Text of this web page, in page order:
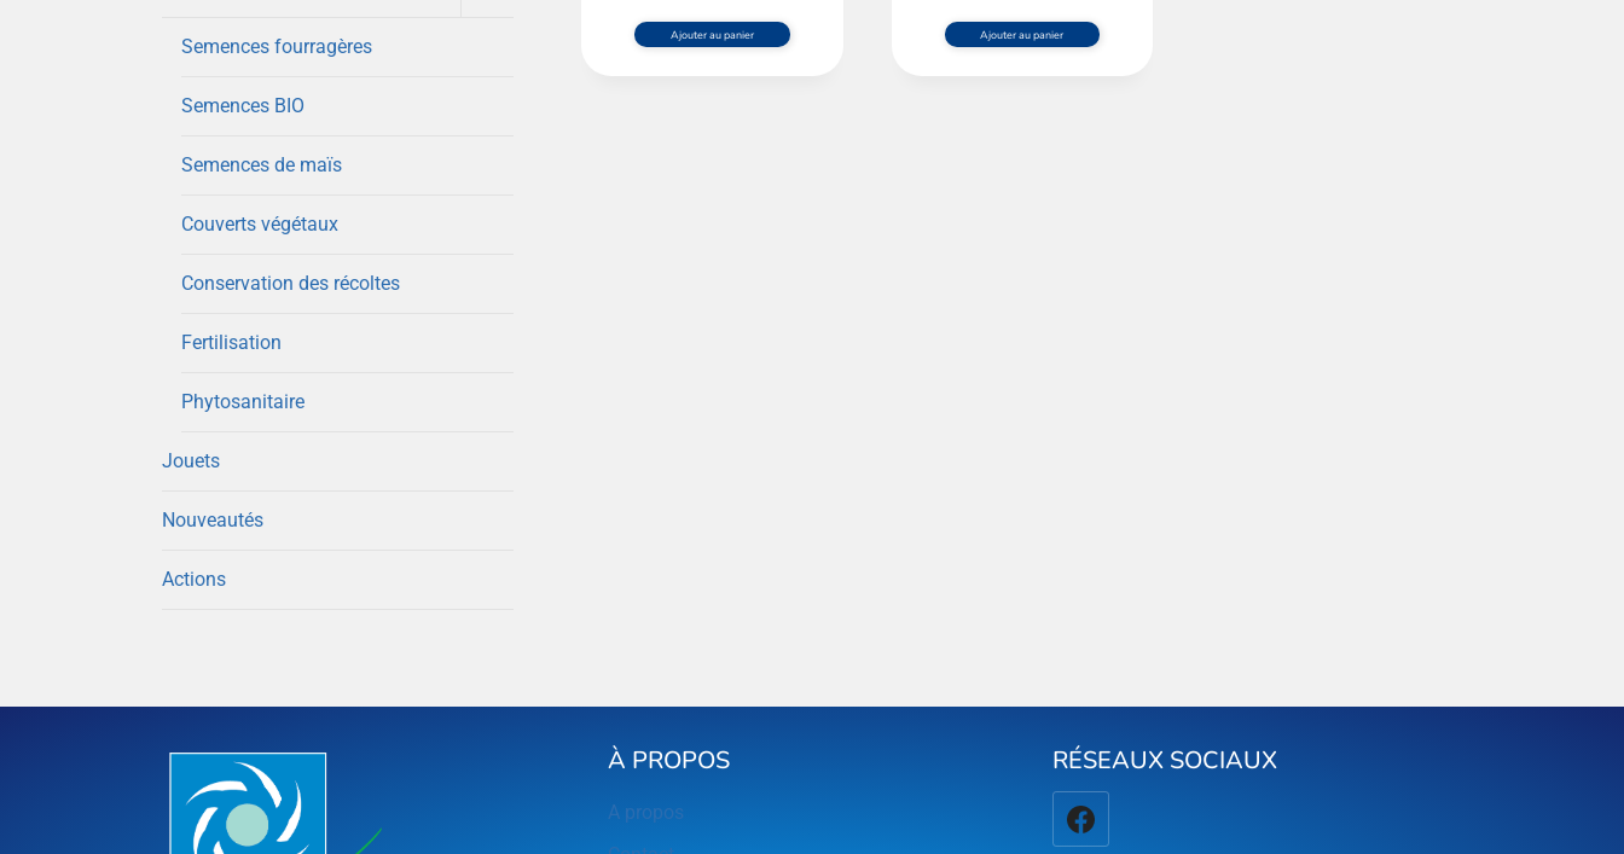
Ajouter au panier Ajouter au panier
Semences fourragères
Semences BIO
Semences de maïs
Couverts végétaux
Conservation des récoltes
Fertilisation
Phytosanitaire
Jouets
Nouveautés
Actions
À PROPOS
A propos
RÉSEAUX SOCIAUX